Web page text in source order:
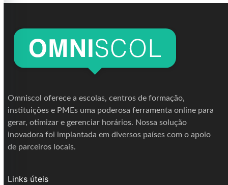
Omniscol oferece a escolas, centros de formação,
instituições e PMEs uma poderosa ferramenta online para
gerar, otimizar e gerenciar horários. Nossa solução
inovadora foi implantada em diversos países com o apoio
de parceiros locais.
Links úteis